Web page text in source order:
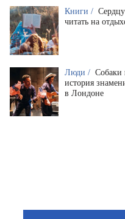
Книги /
читать на
Люди / Собаки
история
в Лондоне